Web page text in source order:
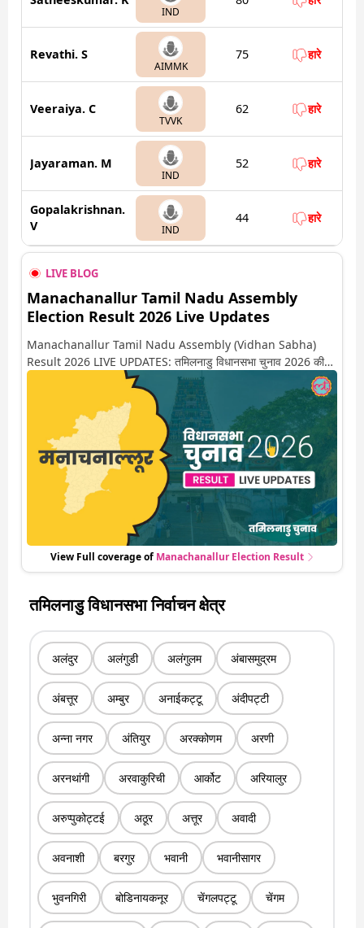
IND
Revathi. S
AIMMK
75 हारे
Veeraiya. C
TVVK
62 हारे
Jayaraman. M
IND
52 हारे
Gopalakrishnan.
V
IND
44 हारे
LIVE BLOG
Manachanallur Tamil Nadu Assembly
Election Result 2026 Live Updates
Manachanallur Tamil Nadu Assembly (Vidhan Sabha)
Result 2026 LIVE UPDATES: तमिलनाडु विधानसभा चुनाव 2026 की
गिनती अगले कुछ ही देर में शुरू होने वाली है. यहां देखें मनाचनाल्लूर सीट पर
कौन आगे-कौन पीछे से लेकर किस तरफ जा रहें है रुझान. साथ ही पाइए इस सीट
पर हो रही हर एक हलचल की अपडेट वो भी रियल टाइम में
View Full coverage of ManachanallurElection Result
तमिलनाडु विधानसभा निर्वाचन क्षेत्र
अलंदुर अलंगुडी अलंगुलम अंबासमुद्रम
अंबत्तूर अम्बुर अनाईकट्टू अंदीपट्टी
अन्ना नगर अंतियुर अरक्कोणम अरणी
अरनथांगी अरवाकुरिची आर्कोट अरियालुर
अरुप्पुकोट्टई अठूर अत्तूर अवादी
अवनाशी बरगुर भवानी भवानीसागर
भुवनगिरी बोडिनायकनूर चेंगलपट्टू चेंगम